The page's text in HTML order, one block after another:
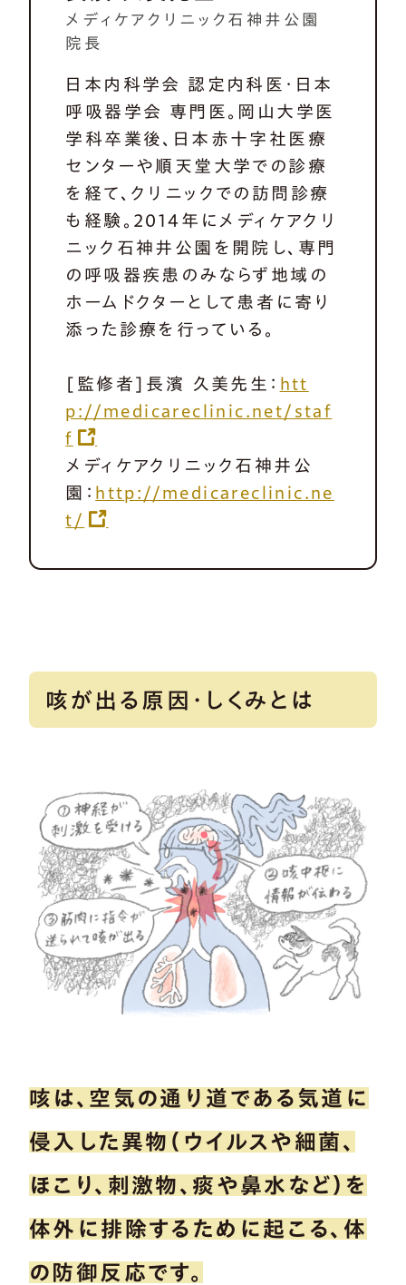
メディケアクリニック石神井公園
院長
日本内科学会 認定内科医・日本
呼吸器学会 専門医。岡山大学医
学科卒業後、日本赤十字社医療
センターや順天堂大学での診療
を経て、クリニックでの訪問診療
も経験。2014年にメディケアクリ
ニック石神井公園を開院し、専門
の呼吸器疾患のみならず地域の
ホームドクターとして患者に寄り
添った診療を行っている。
[監修者]長濱 久美先生： htt
p://medicareclinic.net/staf
f
メディケアクリニック石神井公
園： http://medicareclinic.ne
t/
咳が出る原因・しくみとは
咳は、空気の通り道である気道に
侵入した異物（ウイルスや細菌、
ほこり、刺激物、痰や鼻水など）を
体外に排除するために起こる、体
の防御反応です。